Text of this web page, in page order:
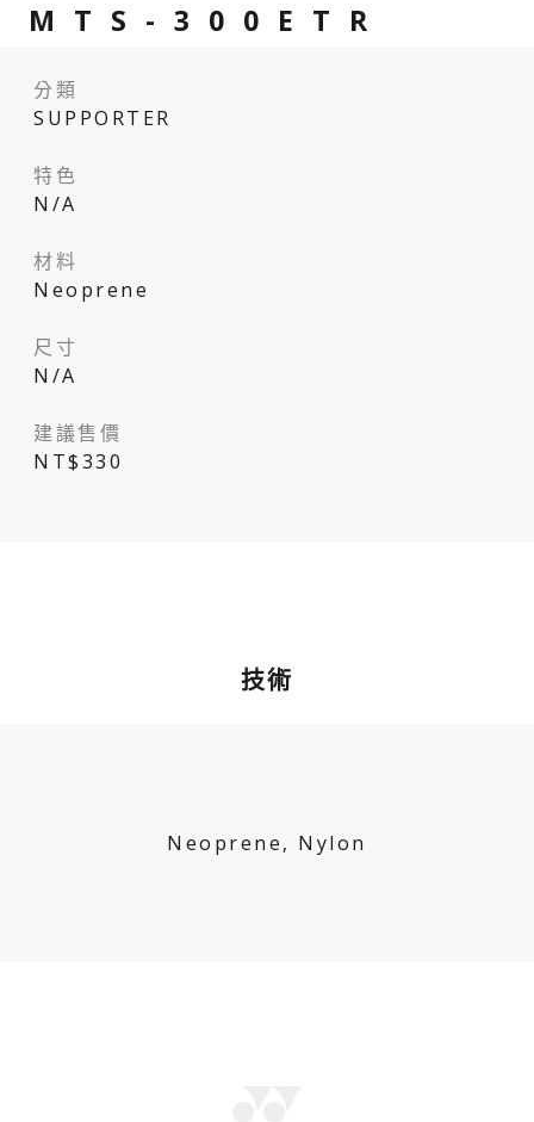
MTS-300ETR
分類
SUPPORTER
特色
N/A
材料
Neoprene
尺寸
N/A
建議售價
NT$330
技術
Neoprene, Nylon